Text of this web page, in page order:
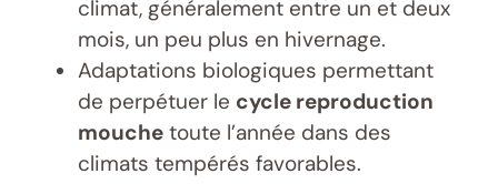
climat, généralement entre un et deux
mois, un peu plus en hivernage.
Adaptations biologiques permettant
de perpétuer le cycle reproduction
mouche toute l’année dans des
climats tempérés favorables.